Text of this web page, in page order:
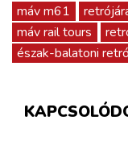
máv m61
máv rail tours
észak-balatoni